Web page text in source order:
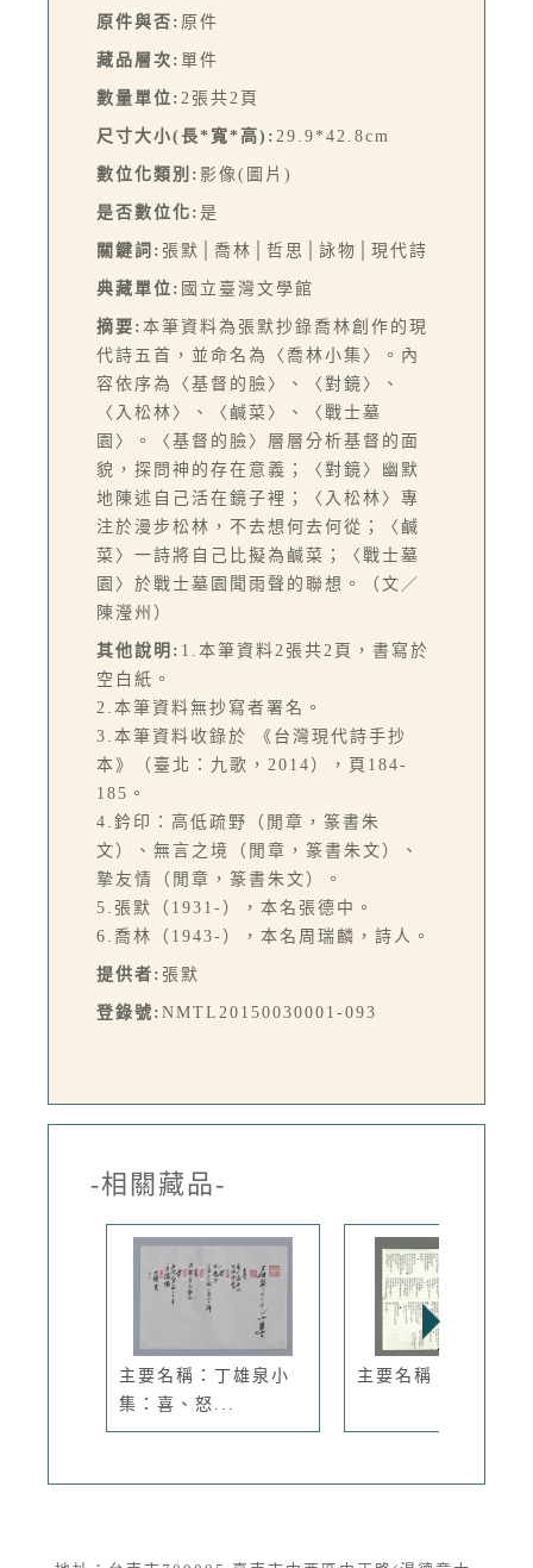
原件與否: 原件
藏品層次: 單件
數量單位: 2張共2頁
尺寸大小(長*寬*高): 29.9*42.8cm
數位化類別: 影像(圖片)
是否數位化: 是
關鍵詞: 張默│喬林│哲思│詠物│現代詩
典藏單位: 國立臺灣文學館
摘要: 本筆資料為張默抄錄喬林創作的現
代詩五首，並命名為〈喬林小集〉。內
容依序為〈基督的臉〉、〈對鏡〉、
〈入松林〉、〈鹹菜〉、〈戰士墓
園〉。〈基督的臉〉層層分析基督的面
貌，探問神的存在意義；〈對鏡〉幽默
地陳述自己活在鏡子裡；〈入松林〉專
注於漫步松林，不去想何去何從；〈鹹
菜〉一詩將自己比擬為鹹菜；〈戰士墓
園〉於戰士墓園聞雨聲的聯想。（文／
陳瀅州）
其他說明: 1.本筆資料2張共2頁，書寫於
空白紙。
2.本筆資料無抄寫者署名。
3.本筆資料收錄於 《台灣現代詩手抄
本》（臺北：九歌，2014），頁184-
185。
4.鈐印：高低疏野（閒章，篆書朱
文）、無言之境（閒章，篆書朱文）、
摯友情（閒章，篆書朱文）。
5.張默（1931-），本名張德中。
6.喬林（1943-），本名周瑞麟，詩人。
提供者: 張默
登錄號: NMTL20150030001-093
-相關藏品-
主要名稱：丁雄泉小
集：喜、怒...
主要名稱：焚詩祭路